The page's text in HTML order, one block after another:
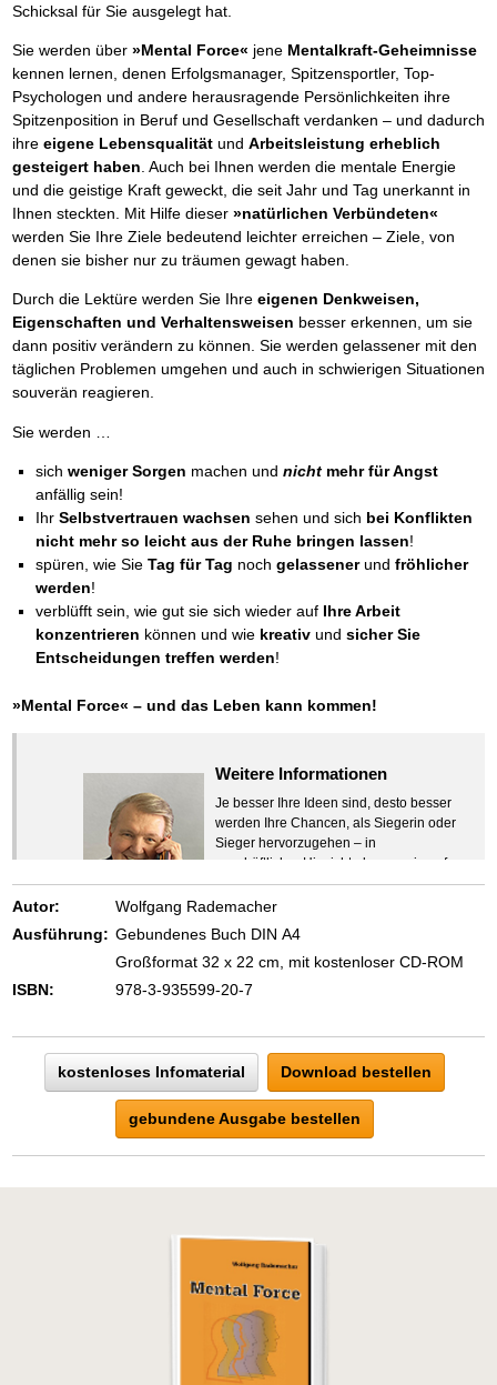
Schicksal für Sie ausgelegt hat.
Sie werden über »Mental Force« jene Mentalkraft-Geheimnisse
kennen lernen, denen Erfolgsmanager, Spitzensportler, Top-
Psychologen und andere herausragende Persönlichkeiten ihre
Spitzenposition in Beruf und Gesellschaft verdanken – und dadurch
ihre eigene Lebensqualität und Arbeitsleistung erheblich
gesteigert haben . Auch bei Ihnen werden die mentale Energie
und die geistige Kraft geweckt, die seit Jahr und Tag unerkannt in
Ihnen steckten. Mit Hilfe dieser »natürlichen Verbündeten«
werden Sie Ihre Ziele bedeutend leichter erreichen – Ziele, von
denen sie bisher nur zu träumen gewagt haben.
Durch die Lektüre werden Sie Ihre eigenen Denkweisen,
Eigenschaften und Verhaltensweisen besser erkennen, um sie
dann positiv verändern zu können. Sie werden gelassener mit den
täglichen Problemen umgehen und auch in schwierigen Situationen
souverän reagieren.
Sie werden …
sichweniger Sorgen machen undnicht mehr für Angst
anfällig sein!
IhrSelbstvertrauen wachsen sehen und sich bei Konflikten
nicht mehr so leicht aus der Ruhe bringen lassen!
spüren, wie SieTag für Tag nochgelassenerundfröhlicher
werden!
verblüfft sein, wie gut sie sich wieder auf Ihre Arbeit
konzentrieren können und wie kreativ undsicher Sie
Entscheidungen treffen werden!
»Mental Force« – und das Leben kann kommen!
Weitere Informationen
Je besser Ihre Ideen sind, desto besser
werden Ihre Chancen, als Siegerin oder
Sieger hervorzugehen – in
geschäftlicher Hinsicht ebenso wie auf
beruflichem oder privatem Gebiet. Denn
eins ist todsicher:
Zeigen Sie mit der Maus hierhin, um
Autor:
Wolfgang Rademacher
Ausführung: Gebundenes Buch DIN A4
Großformat 32 x 22 cm, mit kostenloser CD-ROM
ISBN:
978-3-935599-20-7
kostenloses Infomaterial Download bestellen
gebundene Ausgabe bestellen